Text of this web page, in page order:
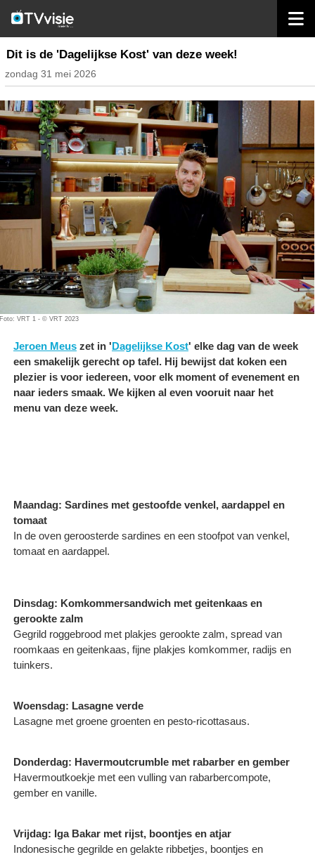
inhoud belgië
Dit is de 'Dagelijkse Kost' van deze week!
zondag 31 mei 2026
Foto: VRT 1 - © VRT 2023
Jeroen Meus zet in 'Dagelijkse Kost' elke dag van de week
een smakelijk gerecht op tafel. Hij bewijst dat koken een
plezier is voor iedereen, voor elk moment of evenement en
naar ieders smaak. We kijken al even vooruit naar het
menu van deze week.
Maandag: Sardines met gestoofde venkel, aardappel en
tomaat
In de oven geroosterde sardines en een stoofpot van venkel,
tomaat en aardappel.
Dinsdag: Komkommersandwich met geitenkaas en
gerookte zalm
Gegrild roggebrood met plakjes gerookte zalm, spread van
roomkaas en geitenkaas, fijne plakjes komkommer, radijs en
tuinkers.
Woensdag: Lasagne verde
Lasagne met groene groenten en pesto-ricottasaus.
Donderdag: Havermoutcrumble met rabarber en gember
Havermoutkoekje met een vulling van rabarbercompote,
gember en vanille.
Vrijdag: Iga Bakar met rijst, boontjes en atjar
Indonesische gegrilde en gelakte ribbetjes, boontjes en